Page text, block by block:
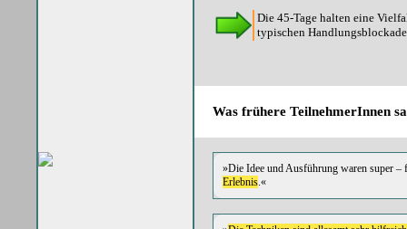
Die 45-Tage halten eine
typischen
Was frühere TeilnehmerInnen
»Die Idee und Ausführung waren super
Erlebnis.«